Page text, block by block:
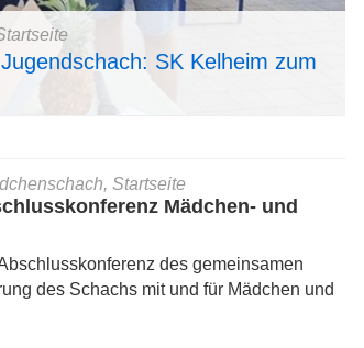
SK Kelheim zum
Startseite
Mädchen- und
des gemeinsamen
des Schachs mit und für Mädchen und